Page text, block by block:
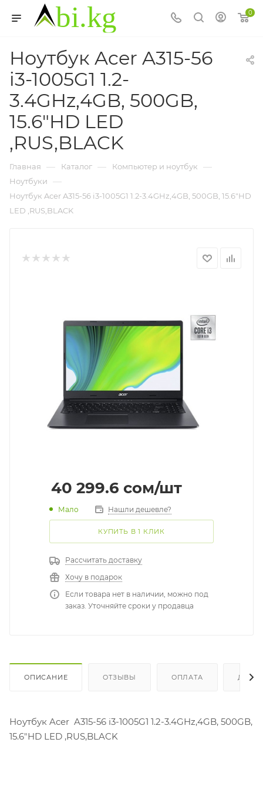
0
Ноутбук Acer A315-56
i3-1005G1 1.2-
3.4GHz,4GB, 500GB,
15.6"HD LED
,RUS,BLACK
Главная — Каталог — Компьютер и ноутбук —
Ноутбуки —
Ноутбук Acer A315-56 i3-1005G1 1.2-3.4GHz,4GB, 500GB, 15.6"HD
LED ,RUS,BLACK
40 299.6 cом/шт
Мало Нашли дешевле?
КУПИТЬ В 1 КЛИК
Рассчитать доставку
Хочу в подарок
Если товара нет в наличии, можно под
заказ. Уточняйте сроки у продавца
ОПИСАНИЕ ОТЗЫВЫ ОПЛАТА
Ноутбук Acer A315-56 i3-1005G1 1.2-3.4GHz,4GB, 500GB,
15.6"HD LED ,RUS,BLACK